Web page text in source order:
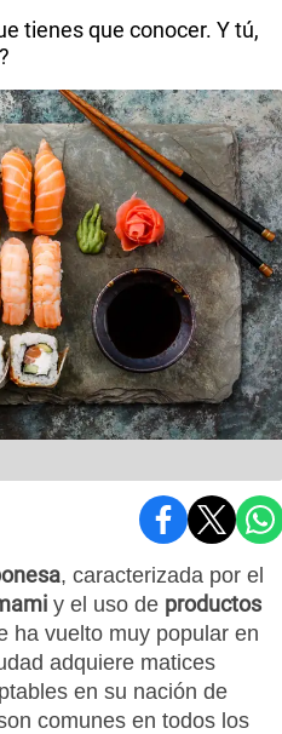
tienes que conocer. Y tú,
, caracterizada por el
y el uso de productos
ha vuelto muy popular en
adquiere matices
en su nación de
comunes en todos los